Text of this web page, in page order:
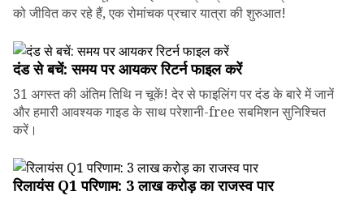
को जीवित कर रहे हैं, एक रोमांचक प्रचार यात्रा की शुरुआत!
दंड से बचें: समय पर आयकर रिटर्न फाइल करें
31 अगस्त की अंतिम तिथि न चूकें! देर से फाइलिंग पर दंड के बारे में जानें
और हमारी आवश्यक गाइड के साथ परेशानी-free सबमिशन सुनिश्चित
करें।
रिलायंस Q1 परिणाम: ₹3 लाख करोड़ का राजस्व पार